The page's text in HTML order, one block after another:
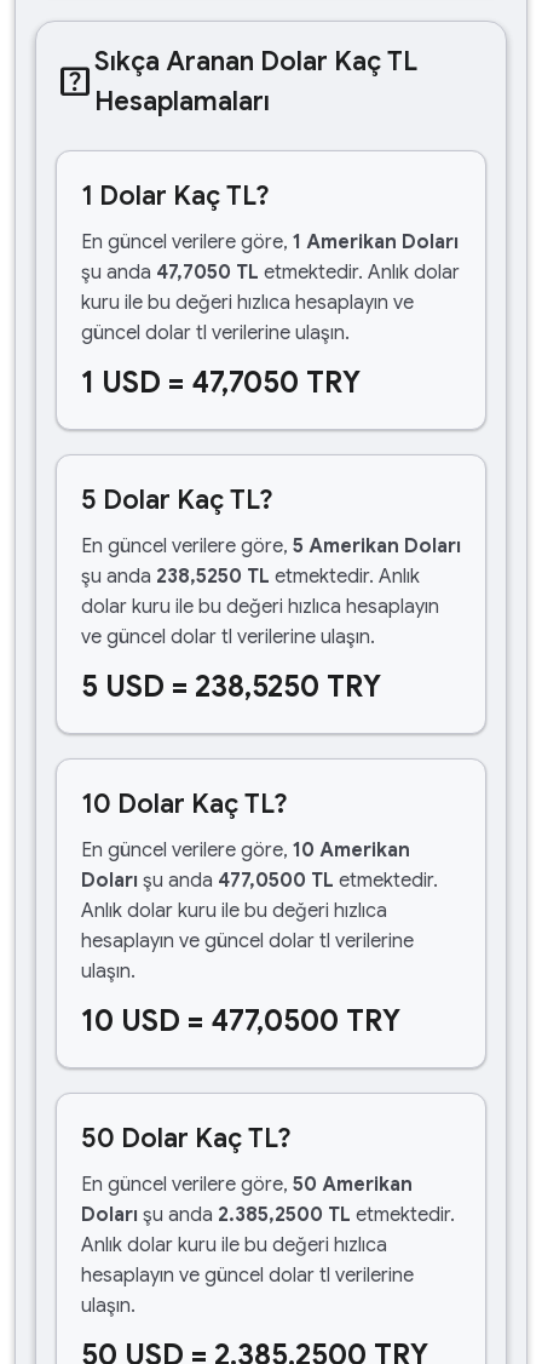
help_centerSıkça Aranan Dolar Kaç TL
Hesaplamaları
1 Dolar Kaç TL?
En güncel verilere göre, 1 Amerikan Doları
şu anda 47,7050 TL etmektedir. Anlık dolar
kuru ile bu değeri hızlıca hesaplayın ve
güncel dolar tl verilerine ulaşın.
1 USD = 47,7050 TRY
5 Dolar Kaç TL?
En güncel verilere göre, 5 Amerikan Doları
şu anda 238,5250 TL etmektedir. Anlık
dolar kuru ile bu değeri hızlıca hesaplayın
ve güncel dolar tl verilerine ulaşın.
5 USD = 238,5250 TRY
10 Dolar Kaç TL?
En güncel verilere göre, 10 Amerikan
Doları şu anda 477,0500 TL etmektedir.
Anlık dolar kuru ile bu değeri hızlıca
hesaplayın ve güncel dolar tl verilerine
ulaşın.
10 USD = 477,0500 TRY
50 Dolar Kaç TL?
En güncel verilere göre, 50 Amerikan
Doları şu anda 2.385,2500 TL etmektedir.
Anlık dolar kuru ile bu değeri hızlıca
hesaplayın ve güncel dolar tl verilerine
ulaşın.
50 USD = 2.385,2500 TRY